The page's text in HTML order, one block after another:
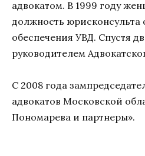
адвокатом. В 1999 году
должность юрисконсульта
обеспечения УВД. Спустя
руководителем
С 2008 года
адвокатов Московской
Пономарева и партнеры».